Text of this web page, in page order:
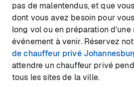
pas de malentendus, et que
dont vous avez besoin pour
long vol ou en préparation d'une
événement à venir. Réservez
de chauffeur privé
attendre un chauffeur privé
tous les sites de la ville.